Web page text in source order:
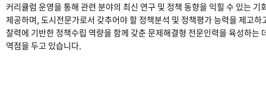
커리큘럼 운영을 통해 관련 분야의 최신 연구 및 정책 동향을 익힐 수 있는 기
제공하며, 도시전문가로서 갖추어야 할 정책분석 및 정책평가 능력을 제고하
찰력에 기반한 정책수립 역량을 함께 갖춘 문제해결형 전문인력을 육성하는
역점을 두고 있습니다.